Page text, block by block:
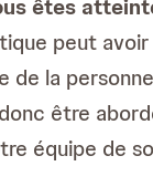
êtes
peut
de la
être
équipe de